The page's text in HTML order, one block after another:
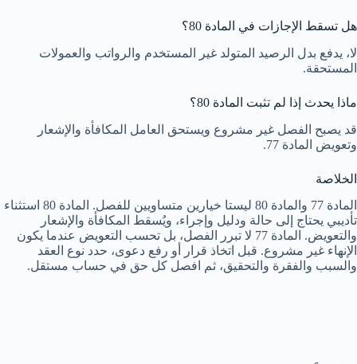
هل تسقط الإجازات في المادة 80؟
لا، يدفع بدل الرصيد المتولد غير المستخدم والرواتب والعمولات
المستحقة.
ماذا يحدث إذا لم تثبت المادة 80؟
قد يصبح الفصل غير مشروع ويستحق العامل المكافأة والإشعار
وتعويض المادة 77.
الخلاصة
المادة 77 والمادة 80 ليستا خيارين متساويين للفصل. المادة 80 استثناء
تأديبي يحتاج إلى حالة ودليل وإجراء، ويُسقط المكافأة والإشعار
والتعويض. المادة 77 لا تبرر الفصل، بل تحسب التعويض عندما يكون
الإنهاء غير مشروع. قبل اتخاذ قرار أو رفع دعوى، حدد نوع العقد
والسبب والفقرة والتحقيق، ثم افصل كل حق في حساب مستقل.